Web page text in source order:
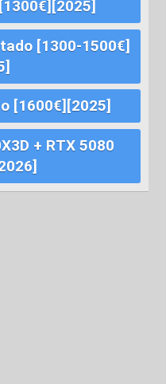
[1300-1500€]
[1600€][2025]
+ RTX 5080